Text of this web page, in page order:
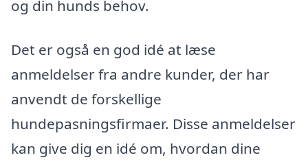
og din hunds behov.
Det er også en god idé at læse
anmeldelser fra andre kunder, der har
anvendt de forskellige
hundepasningsfirmaer. Disse anmeldelser
kan give dig en idé om, hvordan dine